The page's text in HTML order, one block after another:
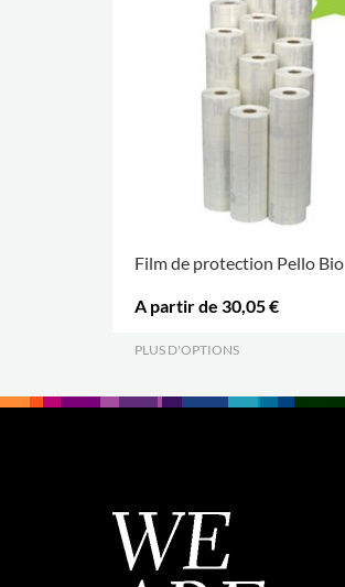
Film de protection Pello Bio
A partir de 30,05 €
PLUS D'OPTIONS